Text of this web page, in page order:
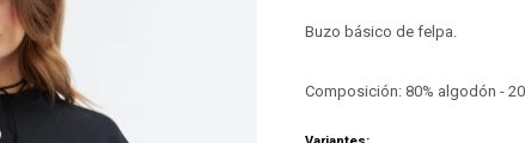
Buzo básico de felpa.
Composición: 80% algodón -